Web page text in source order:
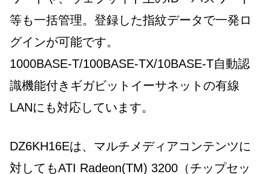
等も一括管理。登録した指紋データで一発ロ
グインが可能です。
1000BASE-T/100BASE-TX/10BASE-T自動認
識機能付きギガビットイーサネットの有線
LANにも対応しています。
DZ6KH16Eは、マルチメディアコンテンツに
対してもATI Radeon(TM) 3200（チップセッ